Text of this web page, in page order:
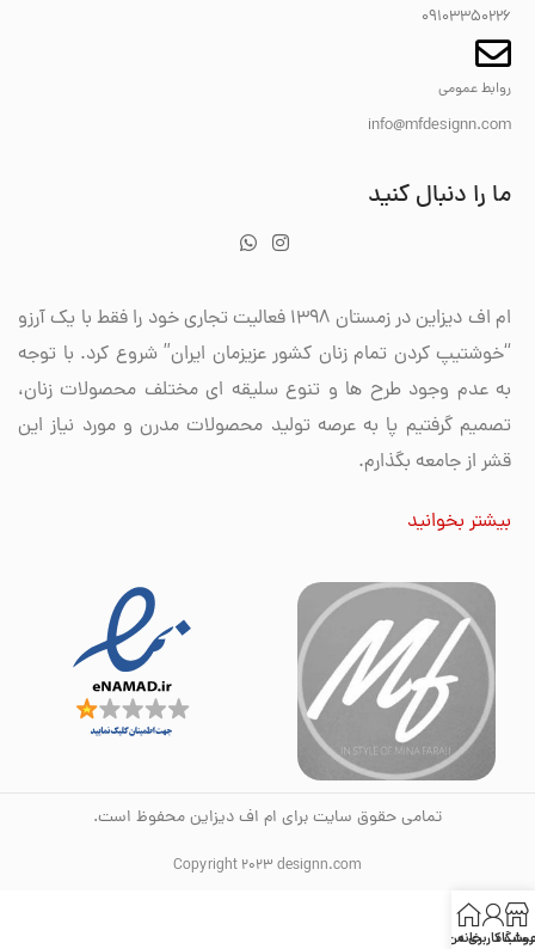
09103350226
روابط عمومی
info@mfdesignn.com
ما را دنبال کنید
ام اف دیزاین در زمستان 1398 فعالیت تجاری خود را فقط با یک آرزو
“خوشتیپ کردن تمام زنان کشور عزیزمان ایران” شروع کرد. با توجه
به عدم وجود طرح ها و تنوع سلیقه ای مختلف محصولات زنان،
تصمیم گرفتیم پا به عرصه تولید محصولات مدرن و مورد نیاز این
قشر از جامعه بگذارم.
بیشتر بخوانید
تمامی حقوق سایت برای ام اف دیزاین محفوظ است.
Copyright 2023 designn.com
کاربری من
خانه